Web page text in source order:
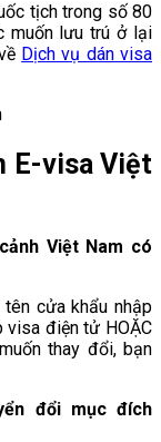
tịch trong số 80
muốn lưu trú ở lại
Dịch vụ dán visa
E-visa Việt
Việt Nam có
cửa khẩu nhập
visa điện tử HOẶC
thay đổi, bạn
đổi mục đích